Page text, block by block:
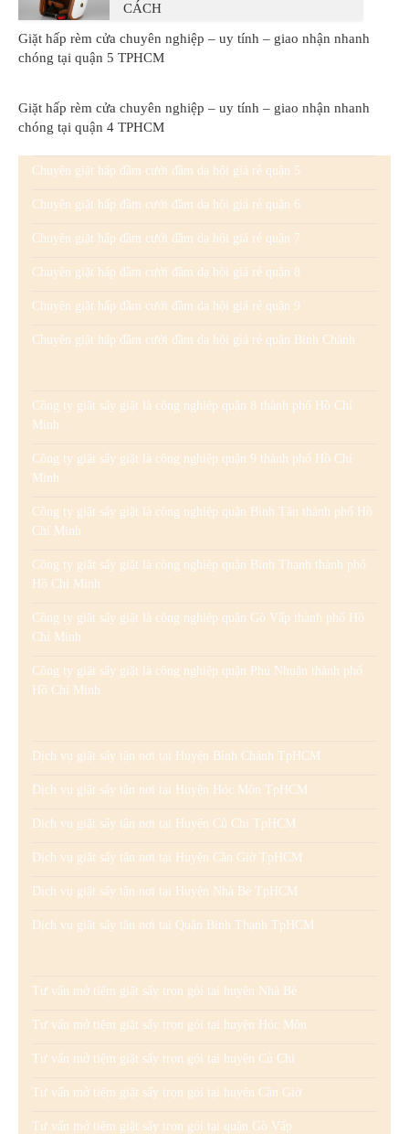
CÁCH
Giặt hấp rèm cửa chuyên nghiệp – uy tính – giao nhận nhanh
chóng tại quận 5 TPHCM
Giặt hấp rèm cửa chuyên nghiệp – uy tính – giao nhận nhanh
chóng tại quận 4 TPHCM
Chuyên giặt hấp đầm cưới đầm dạ hội giá rẻ quận 5
Chuyên giặt hấp đầm cưới đầm dạ hội giá rẻ quận 6
Chuyên giặt hấp đầm cưới đầm dạ hội giá rẻ quận 7
Chuyên giặt hấp đầm cưới đầm dạ hội giá rẻ quận 8
Chuyên giặt hấp đầm cưới đầm dạ hội giá rẻ quận 9
Chuyên giặt hấp đầm cưới đầm dạ hội giá rẻ quận Bình Chánh
Công ty giặt sấy giặt là công nghiệp quận 8 thành phố Hồ Chí
Minh
Công ty giặt sấy giặt là công nghiệp quận 9 thành phố Hồ Chí
Minh
Công ty giặt sấy giặt là công nghiệp quận Bình Tân thành phố Hồ
Chí Minh
Công ty giặt sấy giặt là công nghiệp quận Bình Thạnh thành phố
Hồ Chí Minh
Công ty giặt sấy giặt là công nghiệp quận Gò Vấp thành phố Hồ
Chí Minh
Công ty giặt sấy giặt là công nghiệp quận Phú Nhuận thành phố
Hồ Chí Minh
Dịch vụ giặt sấy tận nơi tại Huyện Bình Chánh TpHCM
Dịch vụ giặt sấy tận nơi tại Huyện Hóc Môn TpHCM
Dịch vụ giặt sấy tận nơi tại Huyện Củ Chi TpHCM
Dịch vụ giặt sấy tận nơi tại Huyện Cần Giờ TpHCM
Dịch vụ giặt sấy tận nơi tại Huyện Nhà Bè TpHCM
Dịch vụ giặt sấy tận nơi tại Quận Bình Thạnh TpHCM
Tư vấn mở tiệm giặt sấy trọn gói tại huyện Nhà Bè
Tư vấn mở tiệm giặt sấy trọn gói tại huyện Hóc Môn
Tư vấn mở tiệm giặt sấy trọn gói tại huyện Củ Chi
Tư vấn mở tiệm giặt sấy trọn gói tại huyện Cần Giờ
Tư vấn mở tiệm giặt sấy trọn gói tại quận Gò Vấp